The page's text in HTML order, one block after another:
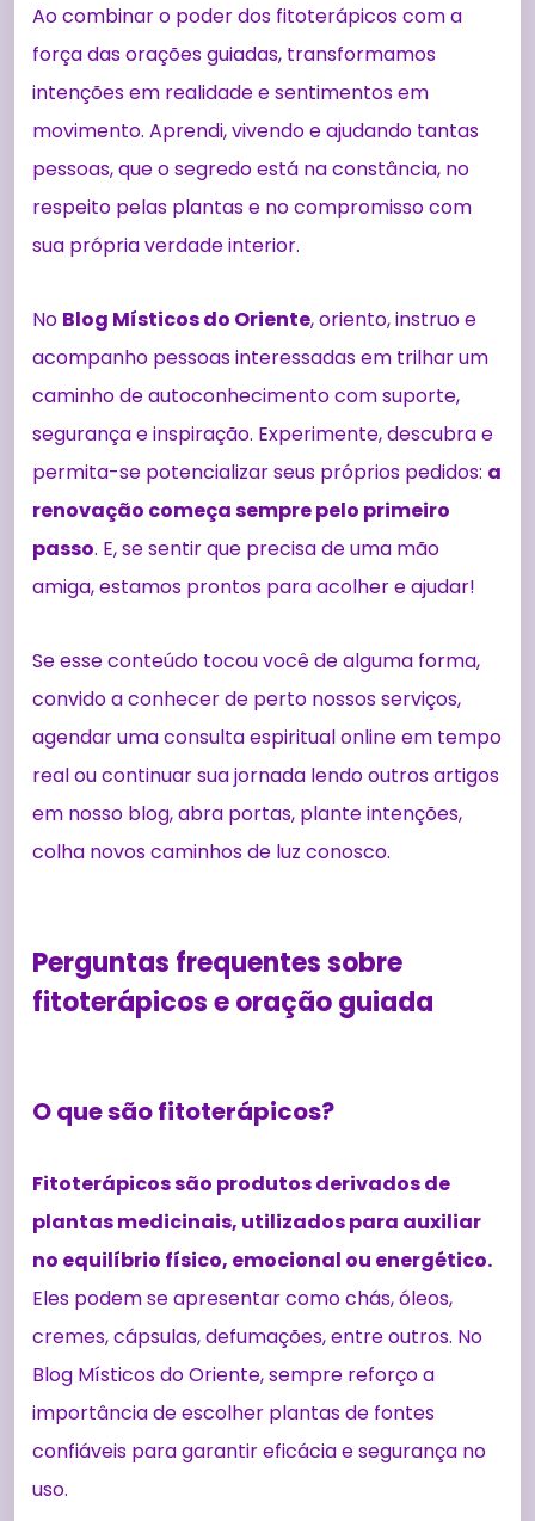
Ao combinar o poder dos fitoterápicos com a
força das orações guiadas, transformamos
intenções em realidade e sentimentos em
movimento. Aprendi, vivendo e ajudando tantas
pessoas, que o segredo está na constância, no
respeito pelas plantas e no compromisso com
sua própria verdade interior.
No Blog Místicos do Oriente, oriento, instruo e
acompanho pessoas interessadas em trilhar um
caminho de autoconhecimento com suporte,
segurança e inspiração. Experimente, descubra e
permita-se potencializar seus próprios pedidos: a
renovação começa sempre pelo primeiro
passo. E, se sentir que precisa de uma mão
amiga, estamos prontos para acolher e ajudar!
Se esse conteúdo tocou você de alguma forma,
convido a conhecer de perto nossos serviços,
agendar uma consulta espiritual online em tempo
real ou continuar sua jornada lendo outros artigos
em nosso blog, abra portas, plante intenções,
colha novos caminhos de luz conosco.
Perguntas frequentes sobre
fitoterápicos e oração guiada
O que são fitoterápicos?
Fitoterápicos são produtos derivados de
plantas medicinais, utilizados para auxiliar
no equilíbrio físico, emocional ou energético.
Eles podem se apresentar como chás, óleos,
cremes, cápsulas, defumações, entre outros. No
Blog Místicos do Oriente, sempre reforço a
importância de escolher plantas de fontes
confiáveis para garantir eficácia e segurança no
uso.